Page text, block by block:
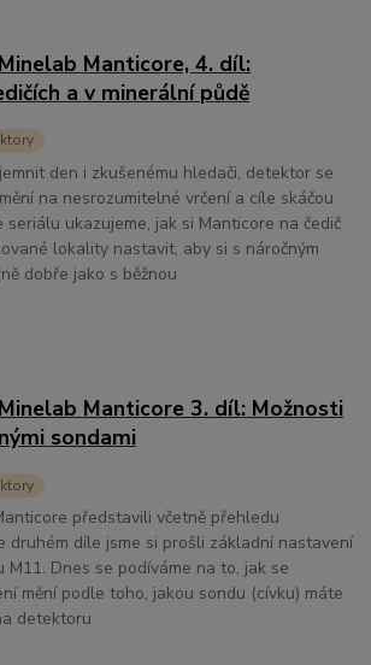
Manticore, 4. díl:
a v minerální půdě
den i zkušenému hledači, detektor se
na nesrozumitelné vrčení a cíle skáčou
seriálu ukazujeme, jak si Manticore na čedič
lokality nastavit, aby si s náročným
dobře jako s běžnou
Manticore 3. díl: Možnosti
sondami
představili včetně přehledu
druhém díle jsme si prošli základní nastavení
M11. Dnes se podíváme na to, jak se
mění podle toho, jakou sondu (cívku) máte
detektoru